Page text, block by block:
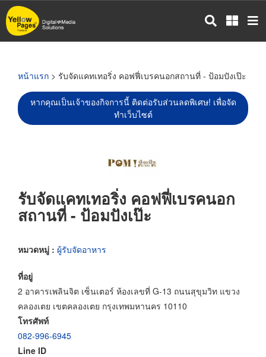
ข้าม
ไป
หน้าแรก > รับจัดแคทเทอริ่ง คอฟฟี่เบรคนอกสถานที่ - ป้อมปังเป๊ะ
หากคุณเป็นเจ้าของกิจการนี้ ติดต่อรับส่วนลดพิเศษ! เพื่อจัด
ทำเว็บไซต์
รับจัดแคทเทอริ่ง คอฟฟี่เบรคนอก
สถานที่ - ป้อมปังเป๊ะ
หมวดหมู่ : ผู้รับจัดอาหาร
ที่อยู่
2 อาคารเพลินจิต เซ็นเตอร์ ห้องเลขที่ G-13 ถนนสุขุมวิท แขวง
คลองเตย เขตคลองเตย กรุงเทพมหานคร 10110
โทรศัพท์
082-996-6945
Line ID